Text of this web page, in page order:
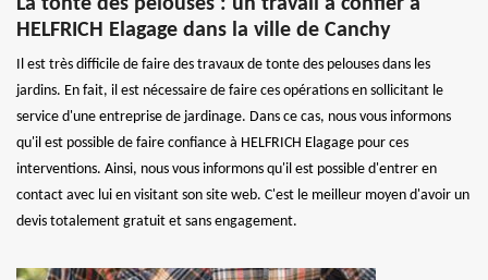
La tonte des pelouses : un travail à confier à
HELFRICH Elagage dans la ville de Canchy
Il est très difficile de faire des travaux de tonte des pelouses dans les
jardins. En fait, il est nécessaire de faire ces opérations en sollicitant le
service d'une entreprise de jardinage. Dans ce cas, nous vous informons
qu'il est possible de faire confiance à HELFRICH Elagage pour ces
interventions. Ainsi, nous vous informons qu'il est possible d'entrer en
contact avec lui en visitant son site web. C'est le meilleur moyen d'avoir un
devis totalement gratuit et sans engagement.